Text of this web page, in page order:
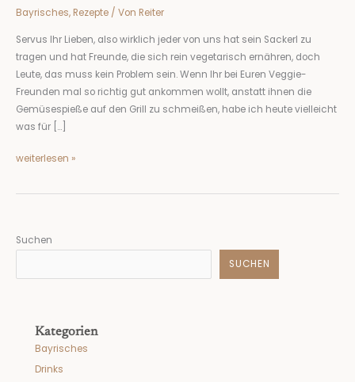
Bayrisches, Rezepte / Von Reiter
Servus Ihr Lieben, also wirklich jeder von uns hat sein Sackerl zu
tragen und hat Freunde, die sich rein vegetarisch ernähren, doch
Leute, das muss kein Problem sein. Wenn Ihr bei Euren Veggie-
Freunden mal so richtig gut ankommen wollt, anstatt ihnen die
Gemüsespieße auf den Grill zu schmeißen, habe ich heute vielleicht
was für […]
genussvolles
Pfannkuchen-
Sackerl
mit
Gemüse!
weiterlesen »
Suchen
SUCHEN
Kategorien
Bayrisches
Drinks